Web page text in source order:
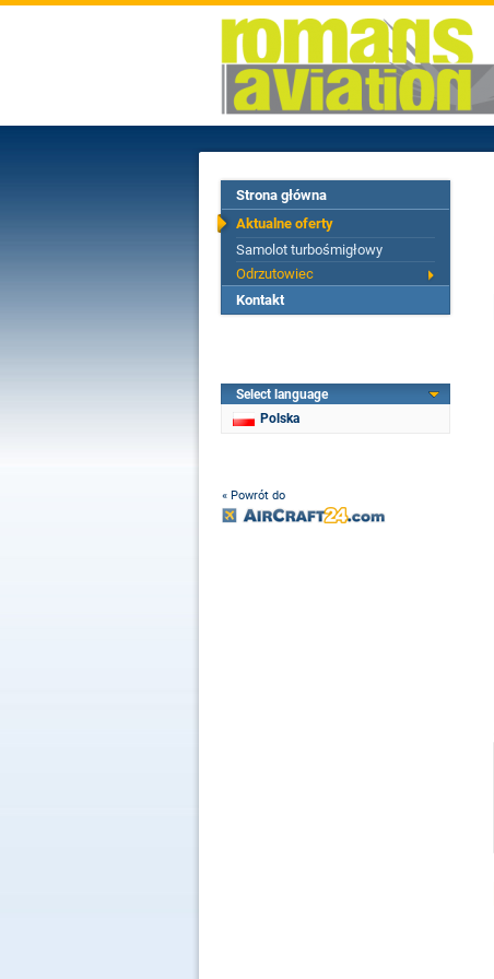
Strona główna
Aktualne oferty
Samolot turbośmigłowy
Odrzutowiec
Kontakt
Select language
Polska
« Powrót do